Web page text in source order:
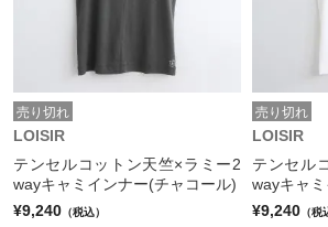
売り切れ
LOISIR
テンセルコットン天竺×ラミー2
wayキャミインナー(チャコール)
¥9,240 （税込）
売り切れ
LOISIR
テンセル
wayキャ
¥9,240 （税